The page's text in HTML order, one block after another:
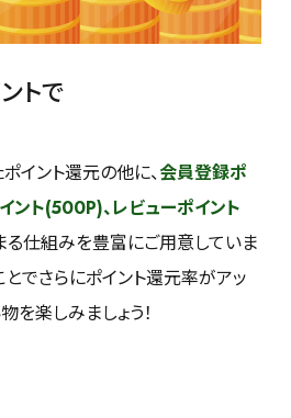
トで
イント還元の他に、会員登録ポ
ント(500P)、レビューポイント
る仕組みを豊富にご用意していま
でさらにポイント還元率がアッ
を楽しみましょう！